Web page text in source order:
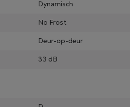
Dynamisch
No Frost
Deur-op-deur
33 dB